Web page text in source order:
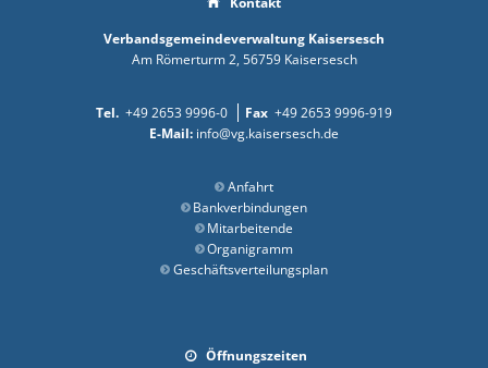
Verbandsgemeindeverwaltung Kaisersesch
Am Römerturm 2 56759 Kaisersesch
+49 2653 9996-0
+49 2653 9996-919
info@vg.kaisersesch.de
Anfahrt
Bankverbindungen
Mitarbeitende
Organigramm
Geschäftsverteilungsplan
Öffnungszeiten